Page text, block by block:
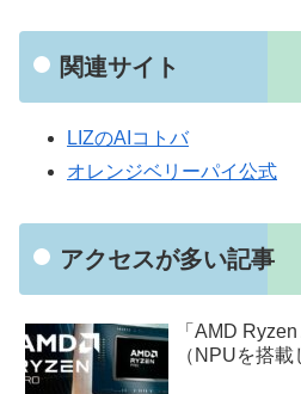
関連サイト
LIZのAIコトバ
オレンジベリーパイ公式
アクセスが多い記事
「AMD
（NPUを搭載